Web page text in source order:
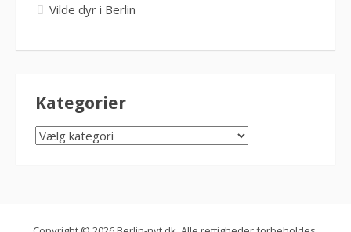
Vilde dyr i Berlin
Kategorier
KATEGORIER